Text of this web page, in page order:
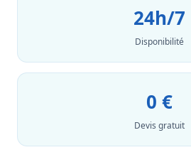
24h/7
Disponibilité
0 €
Devis gratuit